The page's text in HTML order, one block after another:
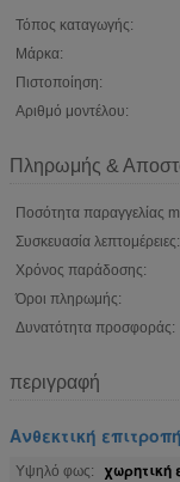
Τόπος καταγωγής:
Μάρκα:
Πιστοποίηση:
Αριθμό μοντέλου:
Πληρωμής &
Ποσότητα παραγγελίας
Συσκευασία λεπτομέρειες:
Χρόνος παράδοσης:
Όροι πληρωμής:
Δυνατότητα προσφοράς:
περιγραφή
Ανθεκτική
Υψηλό φως: χωρητική